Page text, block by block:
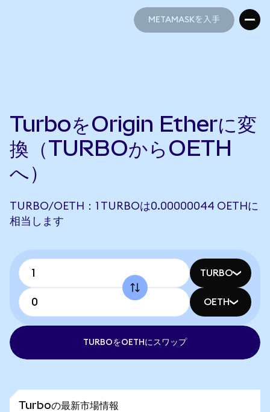
METAMASKを入手
TurboをOrigin Etherに変
換（TURBOからOETH
へ）
TURBO/OETH：1 TURBOは0.00000044 OETHに
相当します
TURBO
OETH
TURBOをOETHにスワップ
Turboの最新市場情報